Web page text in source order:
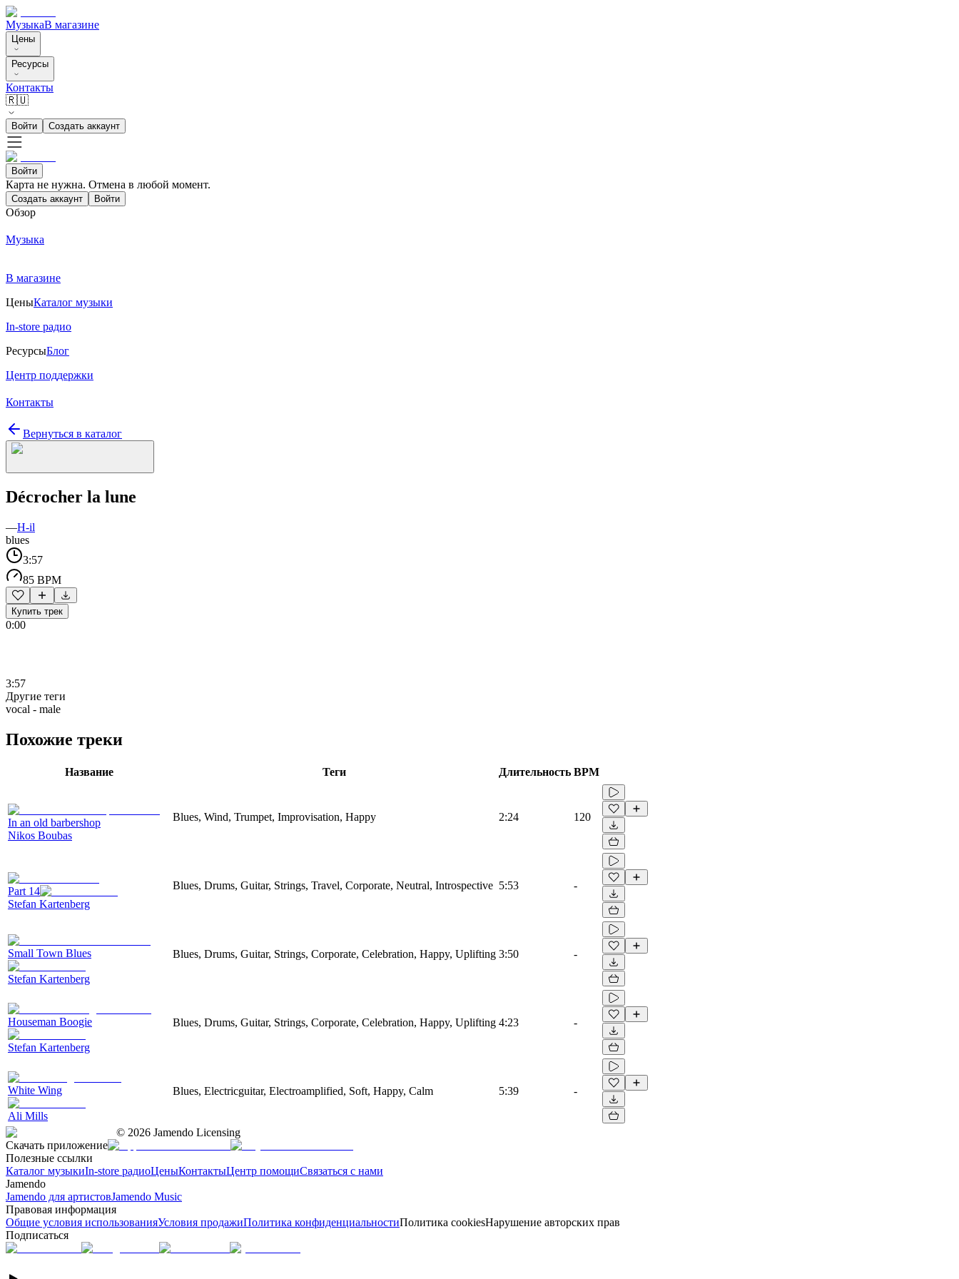
МузыкаВ магазине
Цены
Ресурсы
Контакты
🇷🇺
Войти Создать аккаунт
Войти
Карта не нужна. Отмена в любой момент.
Создать аккаунт Войти
Обзор
Музыка
В магазине
ЦеныКаталог музыки
In-store радио
РесурсыБлог
Центр поддержки
Контакты
Вернуться в каталог
Décrocher la lune
—H-il
blues
3:57
85 BPM
Купить трек
0:00
3:57
Другие теги
vocal - male
Похожие треки
Название Теги Длительность BPM
In an old barbershop
Nikos Boubas
Blues, Wind, Trumpet, Improvisation, Happy 2:24 120
Part 14
Stefan Kartenberg
Blues, Drums, Guitar, Strings, Travel, Corporate, Neutral, Introspective 5:53 -
Small Town Blues
Stefan Kartenberg
Blues, Drums, Guitar, Strings, Corporate, Celebration, Happy, Uplifting 3:50 -
Houseman Boogie
Stefan Kartenberg
Blues, Drums, Guitar, Strings, Corporate, Celebration, Happy, Uplifting 4:23 -
White Wing
Ali Mills
Blues, Electricguitar, Electroamplified, Soft, Happy, Calm 5:39 -
© 2026 Jamendo Licensing
Скачать приложение
Полезные ссылки
Каталог музыкиIn-store радиоЦеныКонтактыЦентр помощиСвязаться с нами
Jamendo
Jamendo для артистовJamendo Music
Правовая информация
Общие условия использованияУсловия продажиПолитика конфиденциальностиПолитика cookiesНарушение авторских прав
Подписаться